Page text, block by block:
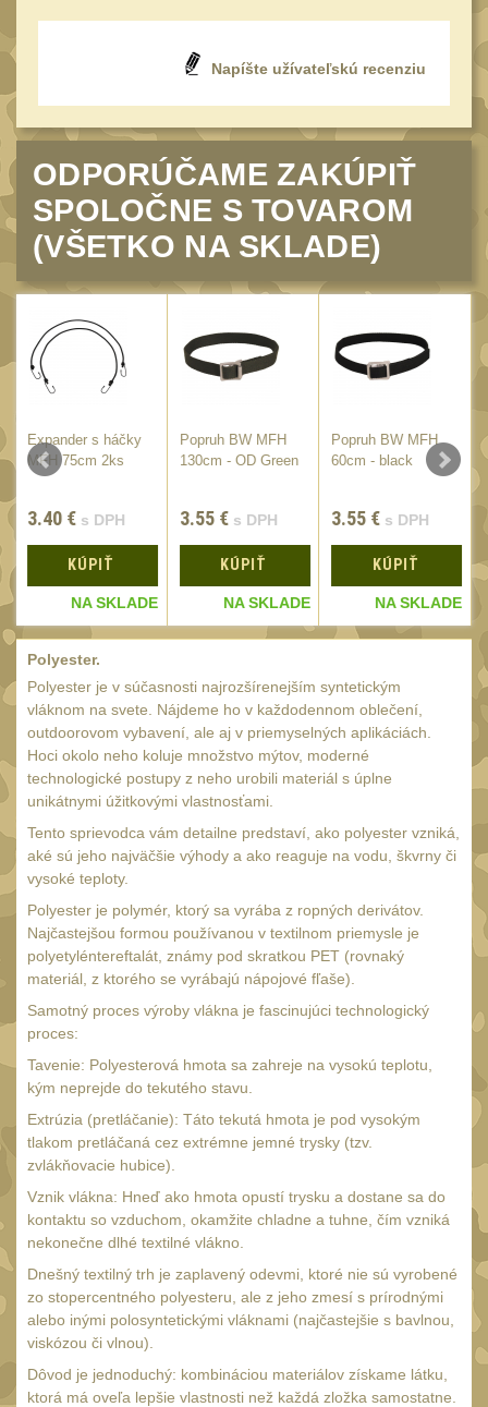
LPVO21
Na vzduchovku15
Na kuše
Velký oční reliéf 1
Na dlouhé
Multi-range
Krátka a střední
Príslušenstvo pre
optiku
UTG 45
Accushot
Accushot Tactical
Accushot Precision3
Hunter
BugBuster
Kolimátory16
Schmidt&Bender 3
Delta Optical
Sightmark19
Vector Optics
ČIŠTĚNÍ A ÚDRŽBA(65)
Čištění 38
AR15
AK4710
.22 10
.223 (5.56mm)
.243 .260 (6.5mm)
.270 .280 (7mm)
.30 .308 (7.62mm)10
12GA, 20GA 14
.40 .41 10
.357 .38 (9mm) 11
Napíšte užívateľskú recenziu
ODPORÚČAME ZAKÚPIŤ
SPOLOČNE S TOVAROM
(VŠETKO NA SKLADE)
Expander s háčky
MFH 75cm 2ks
3.40 € s DPH
KÚPIŤ
NA SKLADE
Popruh BW MFH
130cm - OD Green
3.55 € s DPH
KÚPIŤ
NA SKLADE
Popruh BW MFH
60cm - black
3.55 € s DPH
KÚPIŤ
NA SKLADE
Polyester.
Polyester je v súčasnosti najrozšírenejším syntetickým
vláknom na svete. Nájdeme ho v každodennom oblečení,
outdoorovom vybavení, ale aj v priemyselných aplikáciách.
Hoci okolo neho koluje množstvo mýtov, moderné
technologické postupy z neho urobili materiál s úplne
unikátnymi úžitkovými vlastnosťami.
Tento sprievodca vám detailne predstaví, ako polyester vzniká,
aké sú jeho najväčšie výhody a ako reaguje na vodu, škvrny či
vysoké teploty.
Polyester je polymér, ktorý sa vyrába z ropných derivátov.
Najčastejšou formou používanou v textilnom priemysle je
polyetyléntereftalát, známy pod skratkou PET (rovnaký
materiál, z ktorého se vyrábajú nápojové fľaše).
Samotný proces výroby vlákna je fascinujúci technologický
proces:
Tavenie: Polyesterová hmota sa zahreje na vysokú teplotu,
kým neprejde do tekutého stavu.
Extrúzia (pretláčanie): Táto tekutá hmota je pod vysokým
tlakom pretláčaná cez extrémne jemné trysky (tzv.
zvlákňovacie hubice).
Vznik vlákna: Hneď ako hmota opustí trysku a dostane sa do
kontaktu so vzduchom, okamžite chladne a tuhne, čím vzniká
nekonečne dlhé textilné vlákno.
Dnešný textilný trh je zaplavený odevmi, ktoré nie sú vyrobené
zo stopercentného polyesteru, ale z jeho zmesí s prírodnými
alebo inými polosyntetickými vláknami (najčastejšie s bavlnou,
viskózou či vlnou).
Dôvod je jednoduchý: kombináciou materiálov získame látku,
ktorá má oveľa lepšie vlastnosti než každá zložka samostatne.